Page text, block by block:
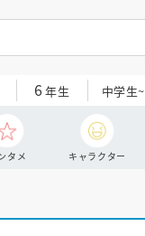
6年生 中学生~
タメ キャラクター